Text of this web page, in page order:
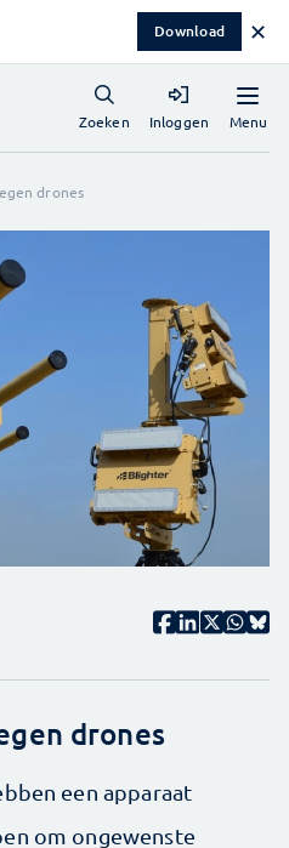
Download ✕
Menu
Zoeken Inloggen
drones
drones
een apparaat
om ongewenste